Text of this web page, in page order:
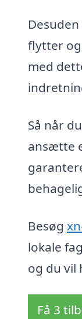
flytter
med
Så når
ansætte
Besøg
lokale
og du vil
Få 3